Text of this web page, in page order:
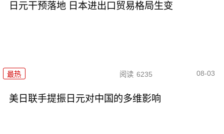
日元干预落地 日本进出口贸易格局生变
最热 阅读 6235 08-03
美日联手提振日元对中国的多维影响